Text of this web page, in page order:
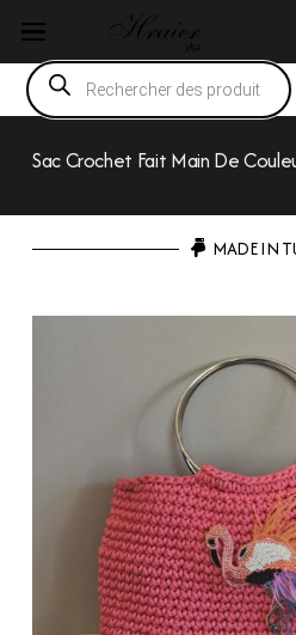
Recherche
de
produits
Sac Crochet Fait Main De
MADE IN